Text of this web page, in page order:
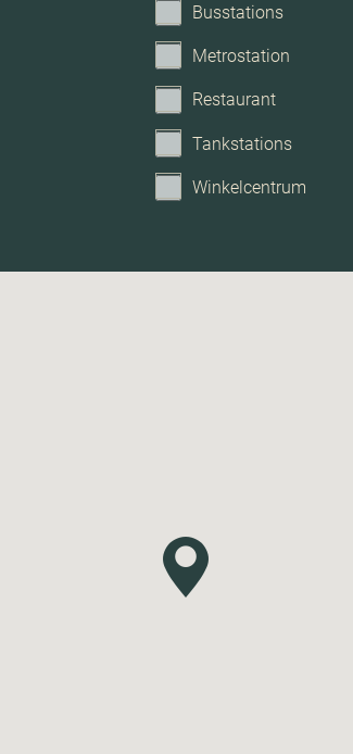
Busstations
Metrostation
Restaurant
Tankstations
Winkelcentrum